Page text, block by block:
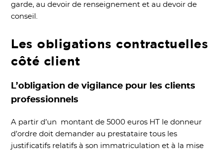
garde, au devoir de renseignement et au devoir de
conseil.
Les obligations contractuelles
côté client
L’obligation de vigilance pour les clients
professionnels
A partir d’un montant de 5000 euros HT le donneur
d’ordre doit demander au prestataire tous les
justificatifs relatifs à son immatriculation et à la mise